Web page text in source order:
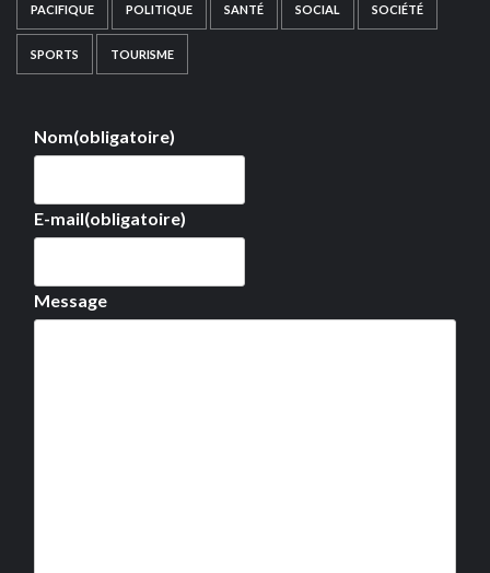
PACIFIQUE POLITIQUE SANTÉ SOCIAL SOCIÉTÉ
SPORTS TOURISME
Nom(obligatoire)
E-mail(obligatoire)
Message